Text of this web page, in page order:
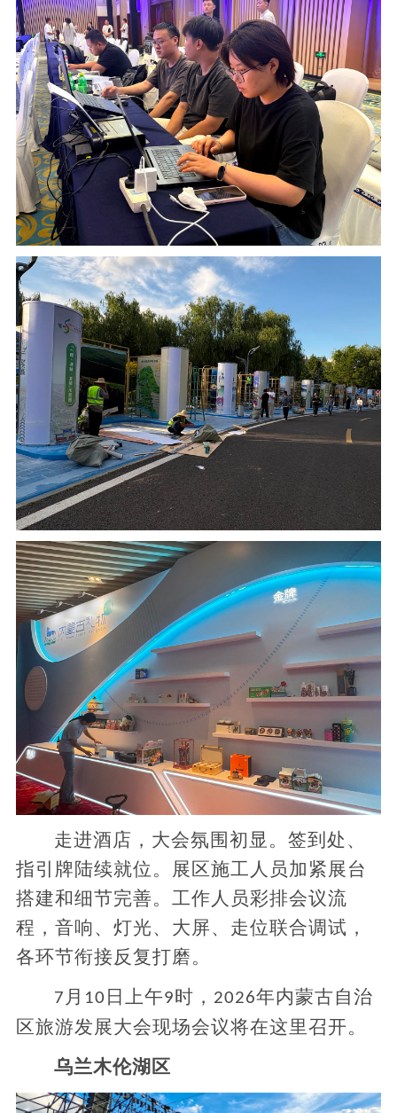
走进酒店，大会氛围初显。签到处、
指引牌陆续就位。展区施工人员加紧展台
搭建和细节完善。工作人员彩排会议流
程，音响、灯光、大屏、走位联合调试，
各环节衔接反复打磨。
7 月 10 日上午9时， 2026年内蒙古自治
区旅游发展大会现场会议将在这里召开。
乌兰木伦湖区